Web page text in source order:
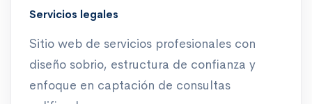
Servicios legales
Sitio web de servicios profesionales con
diseño sobrio, estructura de confianza y
enfoque en captación de consultas